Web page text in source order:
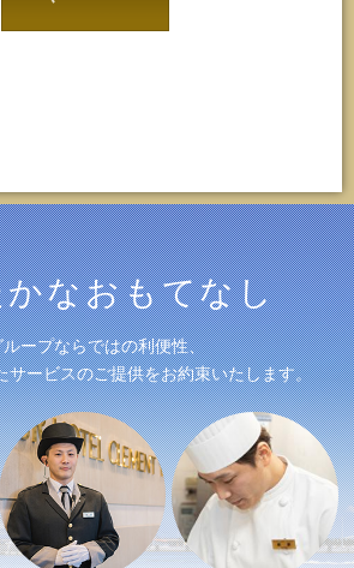
なおもてなし
ープならではの利便性、
サービスのご提供をお約束いたします。